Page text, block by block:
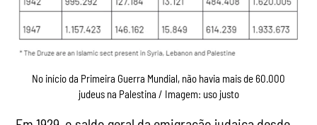
No início da Primeira Guerra Mundial, não havia mais de 60.000
judeus na Palestina / Imagem: uso justo